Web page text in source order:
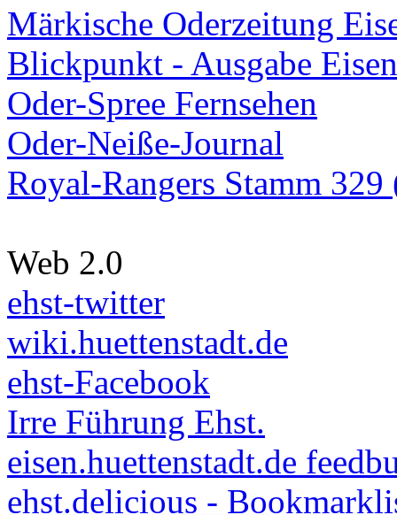
Märkische Oderzeitung
Blickpunkt - Ausgabe
Oder-Spree Fernsehen
Oder-Neiße-Journal
Royal-Rangers Stamm
Web 2.0
ehst-twitter
wiki.huettenstadt.de
ehst-Facebook
Irre Führung Ehst.
eisen.huettenstadt.de
ehst.delicious -